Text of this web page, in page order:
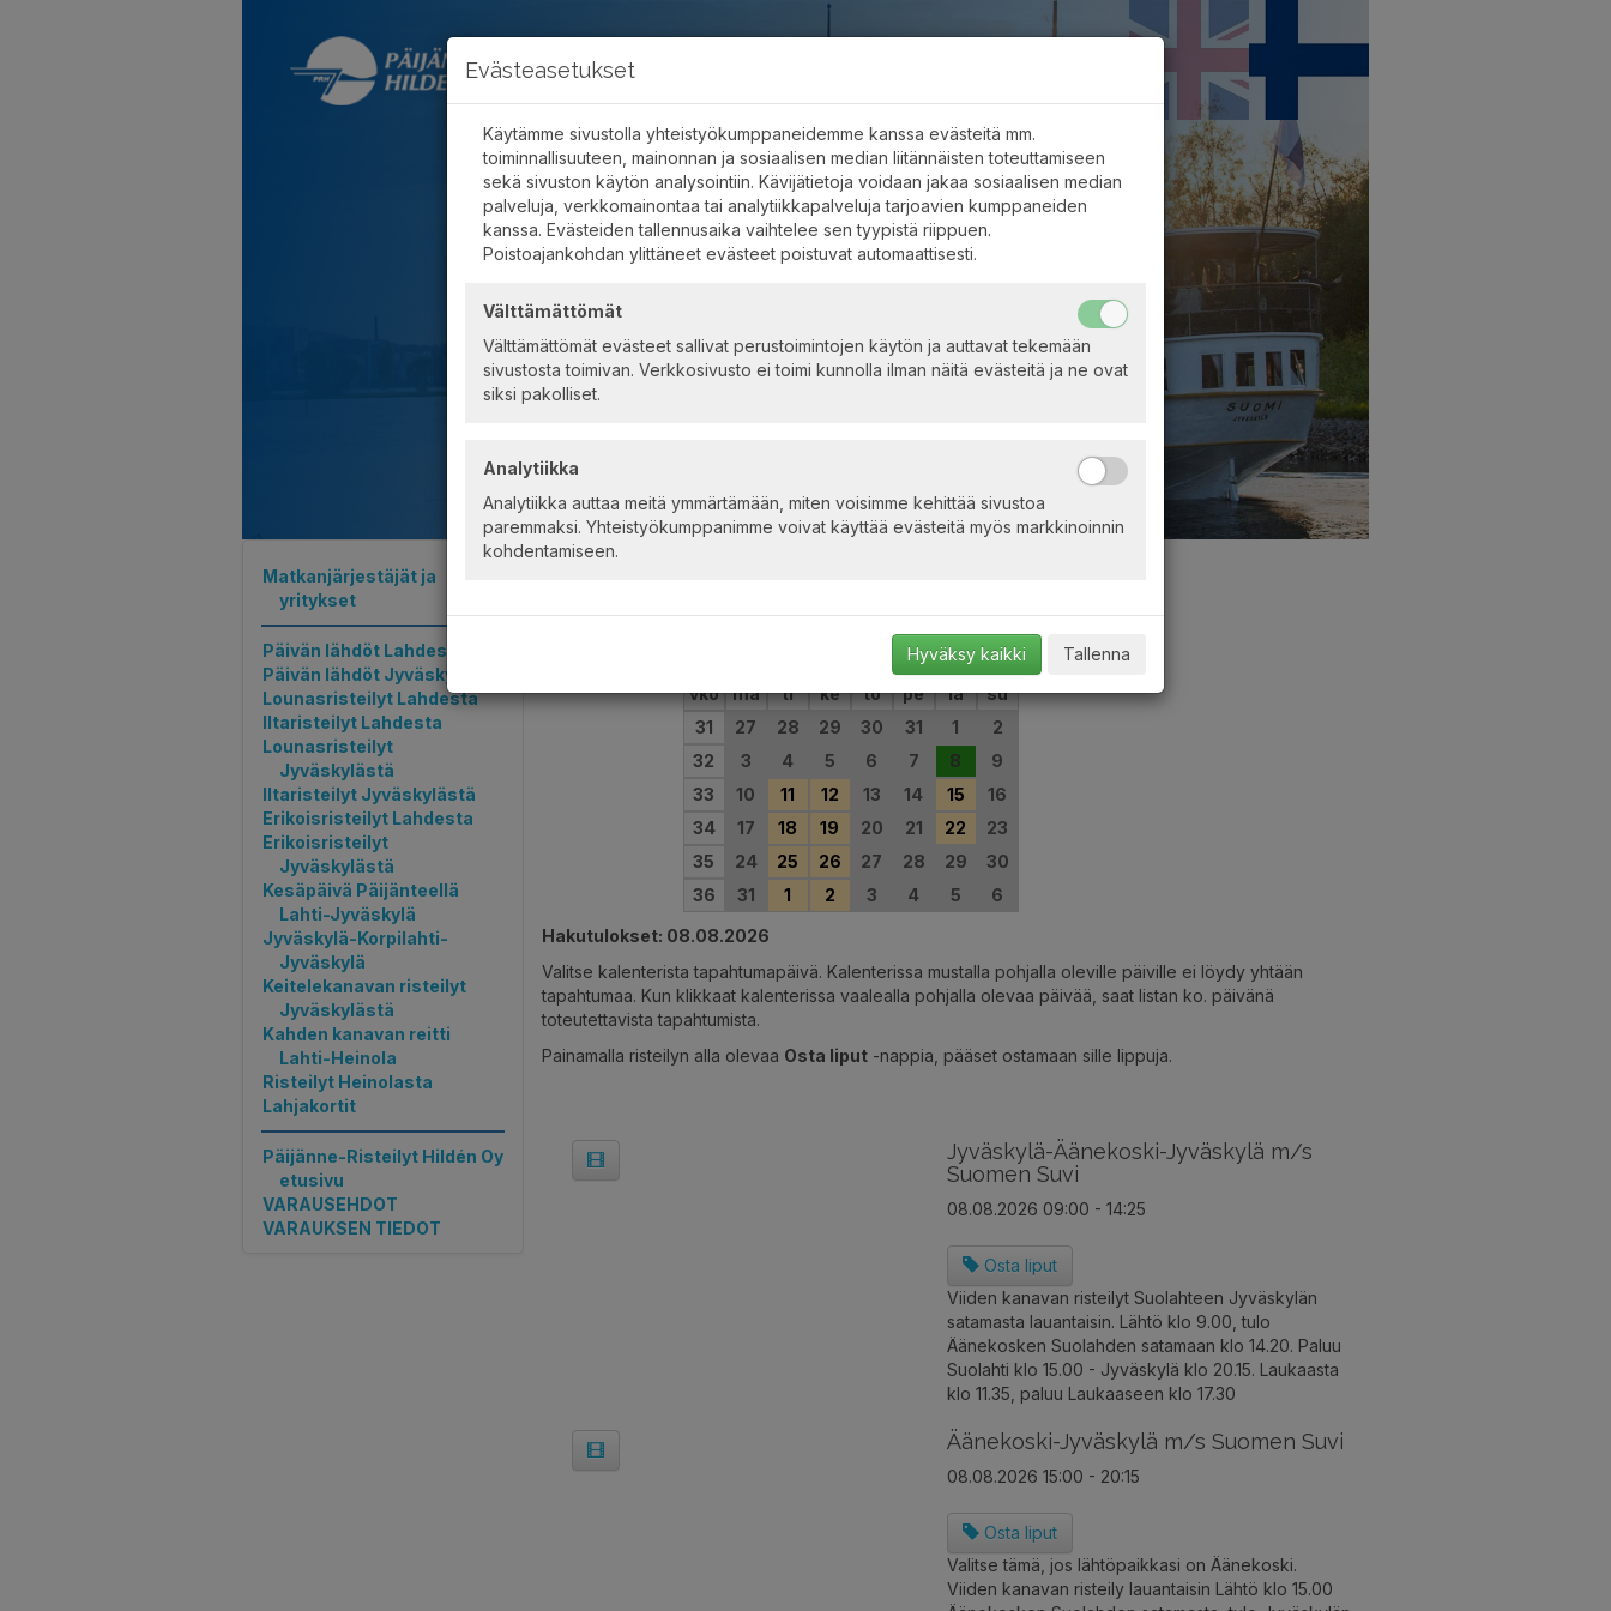
Evästeasetukset
Käytämme sivustolla yhteistyökumppaneidemme kanssa evästeitä mm.
toiminnallisuuteen, mainonnan ja sosiaalisen median liitännäisten toteuttamiseen
sekä sivuston käytön analysointiin. Kävijätietoja voidaan jakaa sosiaalisen median
palveluja, verkkomainontaa tai analytiikkapalveluja tarjoavien kumppaneiden
kanssa. Evästeiden tallennusaika vaihtelee sen tyypistä riippuen.
Poistoajankohdan ylittäneet evästeet poistuvat automaattisesti.
Välttämättömät
Välttämättömät evästeet sallivat perustoimintojen käytön ja auttavat tekemään
sivustosta toimivan. Verkkosivusto ei toimi kunnolla ilman näitä evästeitä ja ne ovat
siksi pakolliset.
Analytiikka
Analytiikka auttaa meitä ymmärtämään, miten voisimme kehittää sivustoa
paremmaksi. Yhteistyökumppanimme voivat käyttää evästeitä myös markkinoinnin
kohdentamiseen.
Hyväksy kaikki Tallenna
Matkanjärjestäjät ja
yritykset
Päivän lähdöt Lahdesta
Päivän lähdöt Jyväskylästä
Lounasristeilyt Lahdesta
Iltaristeilyt Lahdesta
Lounasristeilyt
Jyväskylästä
Iltaristeilyt Jyväskylästä
Erikoisristeilyt Lahdesta
Erikoisristeilyt
Jyväskylästä
Kesäpäivä Päijänteellä
Lahti-Jyväskylä
Jyväskylä-Korpilahti-
Jyväskylä
Keitelekanavan risteilyt
Jyväskylästä
Kahden kanavan reitti
Lahti-Heinola
Risteilyt Heinolasta
Lahjakortit
Päijänne-Risteilyt Hildén Oy
etusivu
VARAUSEHDOT
VARAUKSEN TIEDOT
vko ma ti ke to pe la
su
31
27 28 29 30 31 1
2
32
3 4 5 6 7 8
9
33
10 11 12 13 14 15
16
34
17 18 19 20 21 22
23
35
24 25 26 27 28 29
30
36
31 1 2 3 4 5
6
Hakutulokset: 08.08.2026
Valitse kalenterista tapahtumapäivä. Kalenterissa mustalla pohjalla oleville päiville ei löydy yhtään
tapahtumaa. Kun klikkaat kalenterissa vaalealla pohjalla olevaa päivää, saat listan ko. päivänä
toteutettavista tapahtumista.
Painamalla risteilyn alla olevaa Osta liput -nappia, pääset ostamaan sille lippuja.
Jyväskylä-Äänekoski-Jyväskylä m/s
Suomen Suvi
08.08.2026 09:00 - 14:25
Osta liput
Viiden kanavan risteilyt Suolahteen Jyväskylän
satamasta lauantaisin. Lähtö klo 9.00, tulo
Äänekosken Suolahden satamaan klo 14.20. Paluu
Suolahti klo 15.00 - Jyväskylä klo 20.15. Laukaasta
klo 11.35, paluu Laukaaseen klo 17.30
Äänekoski-Jyväskylä m/s Suomen Suvi
08.08.2026 15:00 - 20:15
Osta liput
Valitse tämä, jos lähtöpaikkasi on Äänekoski.
Viiden kanavan risteily lauantaisin Lähtö klo 15.00